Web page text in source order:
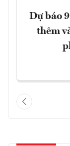
Dự báo
thêm